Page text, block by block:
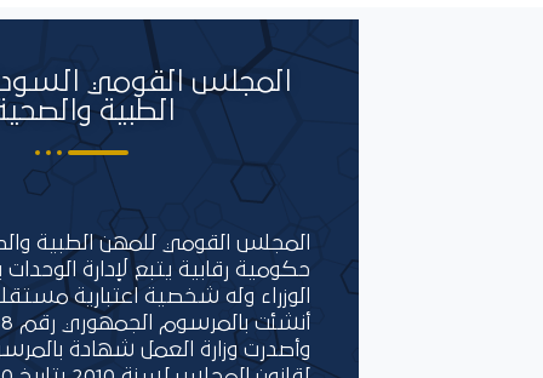
المجلس القومي
الطبية
المجلس القومي للمهن الطبية
حكومية رقابية يتبع لإدارة
الوزراء وله شخصية اعتبارية
وأصدرت وزارة العمل شهادة